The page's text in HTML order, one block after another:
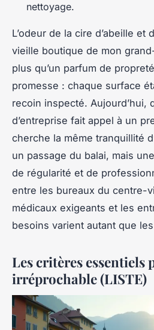
nettoyage.
L’odeur de la cire d’abeille et
vieille boutique de mon
plus qu’un parfum de
promesse : chaque surface
recoin inspecté. Aujourd’hui,
d’entreprise fait appel à un
cherche la même tranquillité
un passage du balai, mais
de régularité et de
entre les bureaux du centre-
médicaux exigeants et les
besoins varient autant que
Les critères essentiels
irréprochable (LISTE)